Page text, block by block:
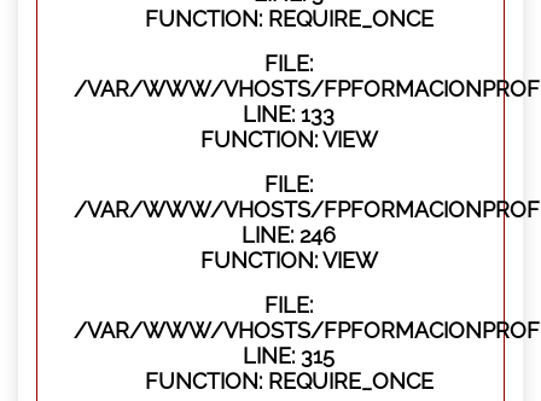
FUNCTION: REQUIRE_ONCE
FILE:
/VAR/WWW/VHOSTS/
LINE: 133
FUNCTION: VIEW
FILE:
/VAR/WWW/VHOSTS/
LINE: 246
FUNCTION: VIEW
FILE:
/VAR/WWW/VHOSTS/
LINE: 315
FUNCTION: REQUIRE_ONCE